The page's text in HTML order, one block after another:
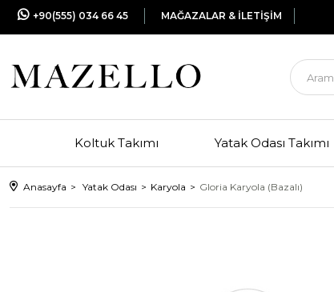
+90(555) 034 66 45 MAĞAZALAR & İLETİŞİM
Koltuk Takımı Yatak Odası Takımı
Anasayfa Yatak Odası Karyola Gloria Karyola (Bazalı)